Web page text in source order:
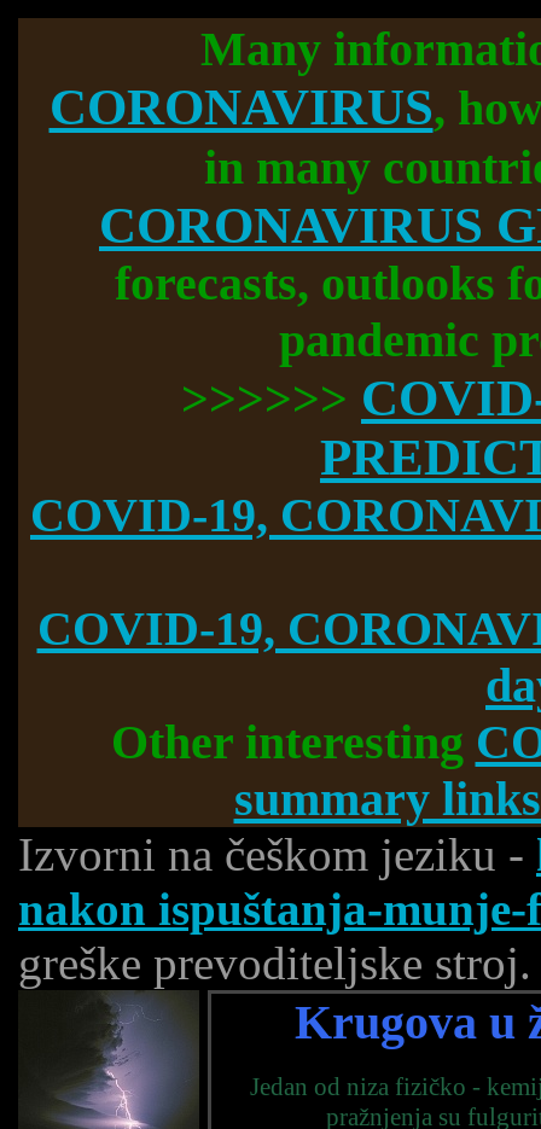
Many
CORONAVIRUS,
in many
CORONAVIRUS
forecasts, outlooks
pandemic
>>>>>>
COVID-19,
COVID-19,
Other interesting
summary
Izvorni na češkom jeziku -
nakon ispuštanja-
greške prevoditeljske stroj.
Krugova u
Jedan od niza fizičko -
pražnjenja su